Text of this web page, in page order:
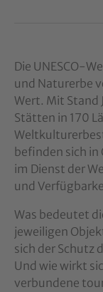
Die UNESCO-
und Naturerbe
Wert. Mit Stand
Stätten in 170
befinden sich
im Dienst der
und
Was bedeutet
jeweiligen
sich der Schutz
Und wie wirkt
verbundene